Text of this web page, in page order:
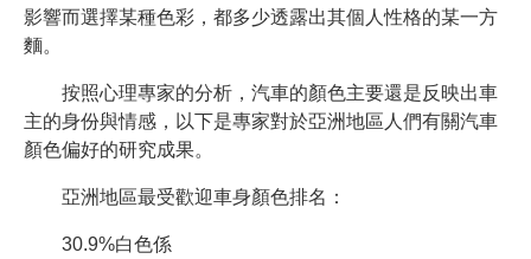
影響而選擇某種色彩，都多少透露出其個人性格的某一方
麵。
按照心理專家的分析，汽車的顏色主要還是反映出車
主的身份與情感，以下是專家對於亞洲地區人們有關汽車
顏色偏好的研究成果。
亞洲地區最受歡迎車身顏色排名：
30.9%白色係